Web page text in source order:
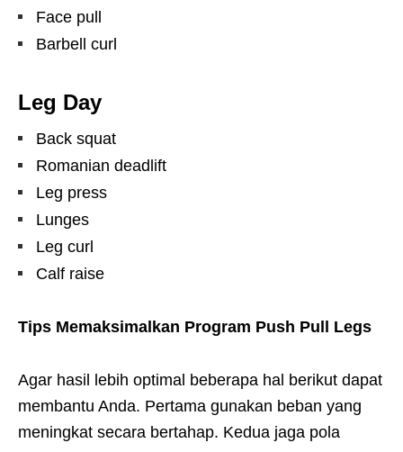
Face pull
Barbell curl
Leg Day
Back squat
Romanian deadlift
Leg press
Lunges
Leg curl
Calf raise
Tips Memaksimalkan Program Push Pull Legs
Agar hasil lebih optimal beberapa hal berikut dapat
membantu Anda. Pertama gunakan beban yang
meningkat secara bertahap. Kedua jaga pola